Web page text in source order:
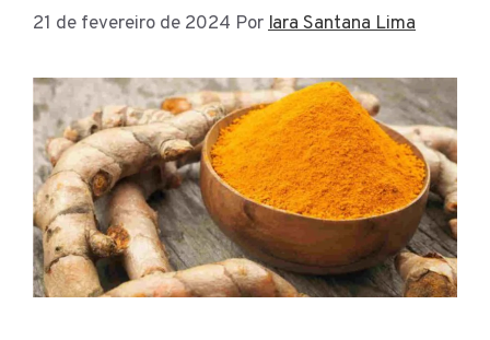
21 de fevereiro de 2024 PorIara Santana Lima